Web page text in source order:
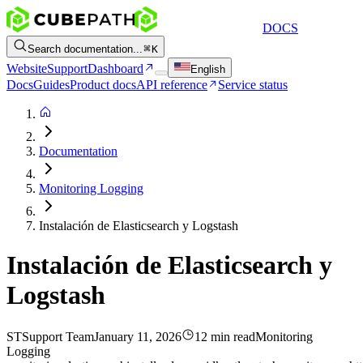
DOCS
Search documentation... K
WebsiteSupportDashboard English
DocsGuidesProduct docsAPI reference Service status
Documentation
Monitoring Logging
Instalación de Elasticsearch y Logstash
Instalación de Elasticsearch y
Logstash
STSupport TeamJanuary 11, 2026 12 min readMonitoring
Logging